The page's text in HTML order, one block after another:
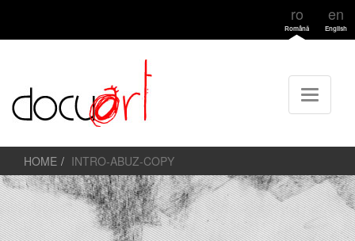
ro
Română
en
English
HOME INTRO-ABUZ-COPY